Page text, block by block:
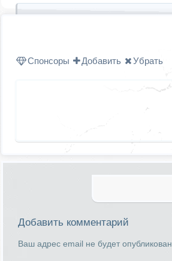
Спонсоры Добавить Убрать
Добавить комментарий
Ваш адрес email не будет опубликован.